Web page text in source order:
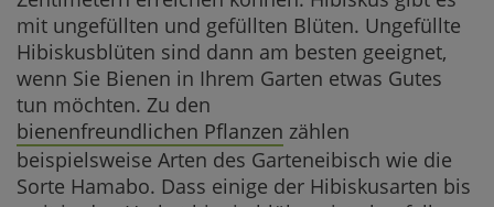
mit ungefüllten und gefüllten Blüten. Ungefüllte
Hibiskusblüten sind dann am besten geeignet,
wenn Sie Bienen in Ihrem Garten etwas Gutes
tun möchten. Zu den
bienenfreundlichen Pflanzen zählen
beispielsweise Arten des Garteneibisch wie die
Sorte Hamabo. Dass einige der Hibiskusarten bis